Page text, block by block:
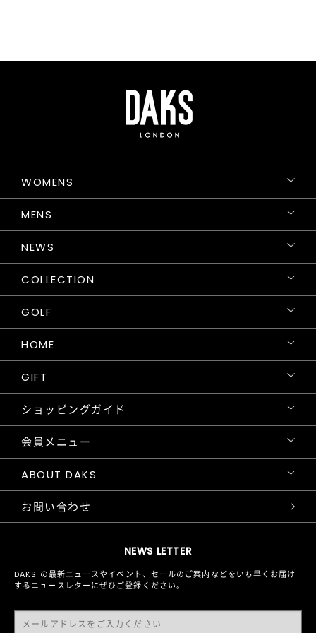
NEWS LETTER
DAKS の最新ニュースやイベント、セールのご案内などをいち早くお届け
するニュースレターにぜひご登録ください。
WOMENS
MENS
NEWS
COLLECTION
GOLF
HOME
GIFT
ショッピングガイド
会員メニュー
ABOUT DAKS
お問い合わせ